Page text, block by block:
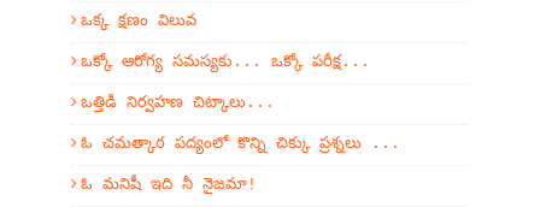
ఒక్క క్షణం విలువ
ఒక్కో ఆరోగ్య సమస్యకు... ఒక్కో పరీక్ష...
ఒత్తిడి నిర్వహణ చిట్కాలు...
ఓ చమత్కార పద్యంలో కొన్ని చిక్కు ప్రశ్నలు ...
ఓ మనిషీ ఇది నీ నైజమా!